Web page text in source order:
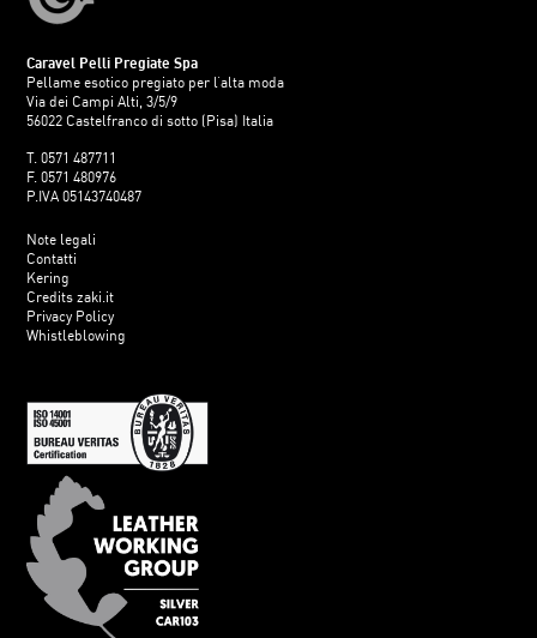
Caravel Pelli Pregiate Spa
Pellame esotico pregiato per l’alta moda
Via dei Campi Alti, 3/5/9
56022 Castelfranco di sotto (Pisa) Italia
T. 0571 487711
F. 0571 480976
P.IVA 05143740487
Note legali
Contatti
Kering
Credits zaki.it
Privacy Policy
Whistleblowing